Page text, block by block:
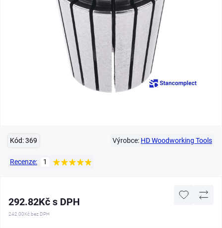
Kód:369 Výrobce: HD Woodworking Tools
Recenze: 1
292.82Kč s DPH
242.00Kč bez DPH